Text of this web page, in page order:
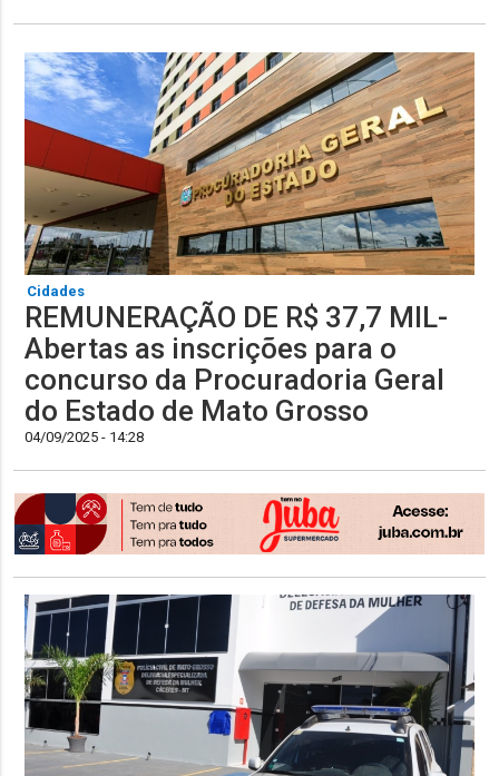
Cidades
REMUNERAÇÃO DE R$ 37,7 MIL-
Abertas as inscrições para o
concurso da Procuradoria Geral
do Estado de Mato Grosso
04/09/2025 - 14:28